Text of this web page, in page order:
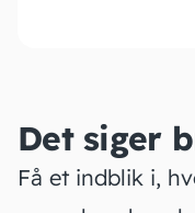
Det siger
Få et indblik i,